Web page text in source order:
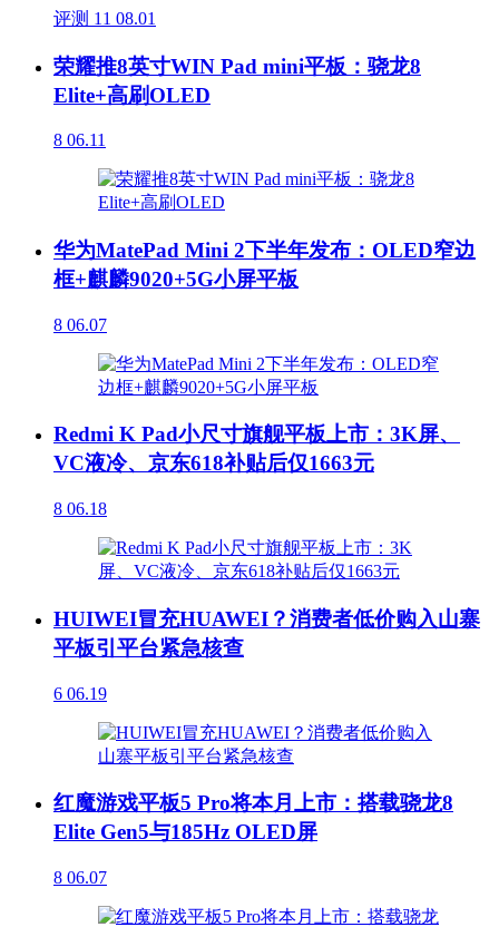
评测 11 08.01
荣耀推8英寸WIN Pad mini平板：骁龙8
Elite+高刷OLED
8 06.11
华为MatePad Mini 2下半年发布：OLED窄边
框+麒麟9020+5G小屏平板
8 06.07
Redmi K Pad小尺寸旗舰平板上市：3K屏、
VC液冷、京东618补贴后仅1663元
8 06.18
HUIWEI冒充HUAWEI？消费者低价购入山寨
平板引平台紧急核查
6 06.19
红魔游戏平板5 Pro将本月上市：搭载骁龙8
Elite Gen5与185Hz OLED屏
8 06.07